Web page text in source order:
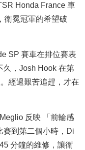
Honda France 車
衛冕冠軍的希望破
SP 賽車在排位賽表
久，Josh Hook 在第
經過艱苦追趕，才在
反映 「前輪感
賽到第二個小時，Di
分鐘的維修，讓衛